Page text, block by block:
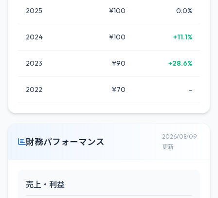
2025 ¥100 0.0%
2024 ¥100 +11.1%
2023 ¥90 +28.6%
2022 ¥70 -
財務パフォーマンス
2026/08/09
更新
売上・利益